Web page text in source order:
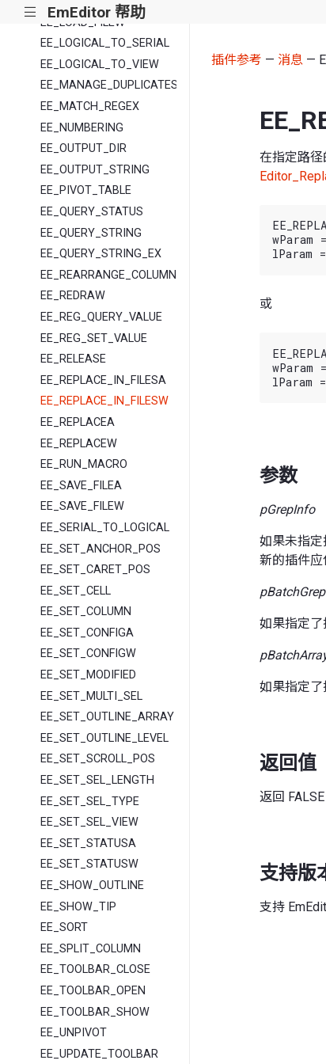
||| EmEditor 帮助
EE_LOAD_FILEW
EE_LOGICAL_TO_SERIAL
EE_LOGICAL_TO_VIEW
EE_MANAGE_DUPLICATES
EE_MATCH_REGEX
EE_NUMBERING
EE_OUTPUT_DIR
EE_OUTPUT_STRING
EE_PIVOT_TABLE
EE_QUERY_STATUS
EE_QUERY_STRING
EE_QUERY_STRING_EX
EE_REARRANGE_COLUMNS
EE_REDRAW
EE_REG_QUERY_VALUE
EE_REG_SET_VALUE
EE_RELEASE
EE_REPLACE_IN_FILESA
EE_REPLACE_IN_FILESW
EE_REPLACEA
EE_REPLACEW
EE_RUN_MACRO
EE_SAVE_FILEA
EE_SAVE_FILEW
EE_SERIAL_TO_LOGICAL
EE_SET_ANCHOR_POS
EE_SET_CARET_POS
EE_SET_CELL
EE_SET_COLUMN
EE_SET_CONFIGA
EE_SET_CONFIGW
EE_SET_MODIFIED
EE_SET_MULTI_SEL
EE_SET_OUTLINE_ARRAY
EE_SET_OUTLINE_LEVEL
EE_SET_SCROLL_POS
EE_SET_SEL_LENGTH
EE_SET_SEL_TYPE
EE_SET_SEL_VIEW
EE_SET_STATUSA
EE_SET_STATUSW
EE_SHOW_OUTLINE
EE_SHOW_TIP
EE_SORT
EE_SPLIT_COLUMN
EE_TOOLBAR_CLOSE
EE_TOOLBAR_OPEN
EE_TOOLBAR_SHOW
EE_UNPIVOT
EE_UPDATE_TOOLBAR
插件参考 — 消息—
在指定路
wParam
或
wParam
参数
pGrepInfo
如果未指
新的插件应
如果指定
如果指定
返回值
返回
支持版
支持